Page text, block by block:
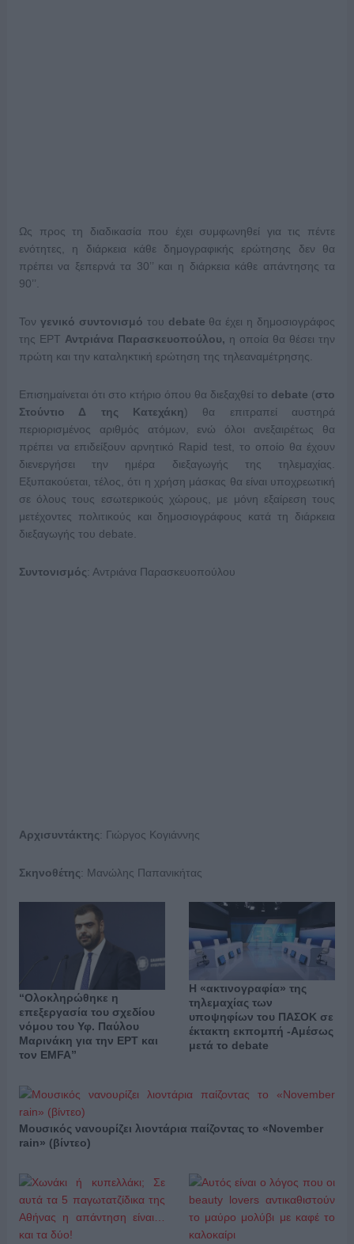
Ως προς τη διαδικασία που έχει συμφωνηθεί για τις πέντε
ενότητες, η διάρκεια κάθε δημογραφικής ερώτησης δεν θα
πρέπει να ξεπερνά τα 30’’ και η διάρκεια κάθε απάντησης τα
90’’.
Τον γενικό συντονισμό του debate θα έχει η δημοσιογράφος
της ΕΡΤ Αντριάνα Παρασκευοπούλου, η οποία θα θέσει την
πρώτη και την καταληκτική ερώτηση της τηλεαναμέτρησης.
Επισημαίνεται ότι στο κτήριο όπου θα διεξαχθεί το debate (στο
Στούντιο Δ της Κατεχάκη) θα επιτραπεί αυστηρά
περιορισμένος αριθμός ατόμων, ενώ όλοι ανεξαιρέτως θα
πρέπει να επιδείξουν αρνητικό Rapid test, το οποίο θα έχουν
διενεργήσει την ημέρα διεξαγωγής της τηλεμαχίας.
Εξυπακούεται, τέλος, ότι η χρήση μάσκας θα είναι υποχρεωτική
σε όλους τους εσωτερικούς χώρους, με μόνη εξαίρεση τους
μετέχοντες πολιτικούς και δημοσιογράφους κατά τη διάρκεια
διεξαγωγής του debate.
Συντονισμός: Αντριάνα Παρασκευοπούλου
Αρχισυντάκτης: Γιώργος Κογιάννης
Σκηνοθέτης: Μανώλης Παπανικήτας
“Ολοκληρώθηκε η
επεξεργασία του σχεδίου
νόμου του Υφ. Παύλου
Μαρινάκη για την ΕΡΤ και
τον EMFA”
Η «ακτινογραφία» της
τηλεμαχίας των
υποψηφίων του ΠΑΣΟΚ σε
έκτακτη εκπομπή -Αμέσως
μετά το debate
Μουσικός νανουρίζει λιοντάρια παίζοντας το «November
rain» (βίντεο)